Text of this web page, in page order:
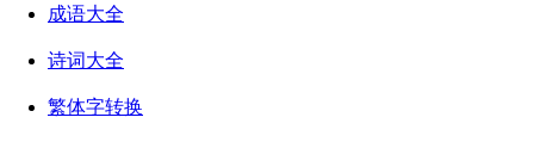
成语大全
诗词大全
繁体字转换